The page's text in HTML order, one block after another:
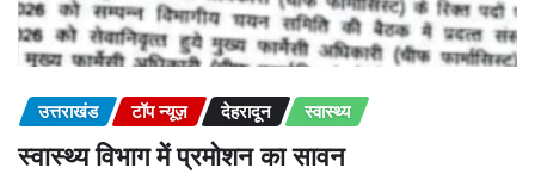
उत्तराखंड टॉप न्यूज़ देहरादून स्वास्थ्य
स्वास्थ्य विभाग में प्रमोशन का सावन